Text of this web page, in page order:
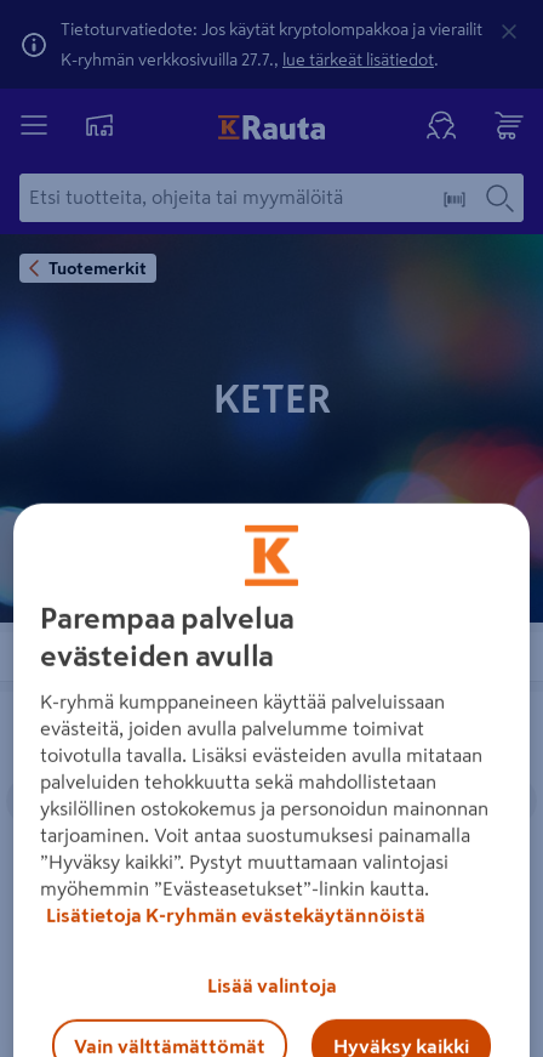
Tietoturvatiedote: Jos käytät kryptolompakkoa ja vierailit
K-ryhmän verkkosivuilla 27.7., lue tärkeät lisätiedot.
Tuotemerkit
KETER
Järjestä
Varastovaja Keter Manor 111x184cm
Edellinen Seuraava
Varastovaja Keter Manor
111x184cm
Lue lisää
Minivarasto Keter Store It Out
Edellinen
Minivarasto Keter Store It Out
Lue lisää
Parempaa palvelua
evästeiden avulla
K-ryhmä kumppaneineen käyttää palveluissaan
evästeitä, joiden avulla palvelumme toimivat
toivotulla tavalla. Lisäksi evästeiden avulla mitataan
palveluiden tehokkuutta sekä mahdollistetaan
yksilöllinen ostokokemus ja personoidun mainonnan
tarjoaminen. Voit antaa suostumuksesi painamalla
”Hyväksy kaikki”. Pystyt muuttamaan valintojasi
myöhemmin ”Evästeasetukset”-linkin kautta.
Lisätietoja K-ryhmän evästekäytännöistä
Lisää valintoja
Vain välttämättömät Hyväksy kaikki